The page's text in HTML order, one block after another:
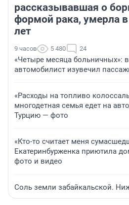
рассказывавшая о
формой рака, умерла в
лет
9 часов 5 480 24
«Четыре месяца больничных»:
автомобилист изувечил
«Расходы на топливо
многодетная семья едет на
Турцию — фото
«Кто-то считает меня
Екатеринбурженка приютила
фото и видео
Соль земли забайкальской.